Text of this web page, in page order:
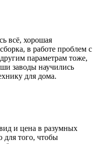
всё, хорошая
в работе проблем с
параметрам тоже,
заводы научились
для дома.
и цена в разумных
для того, чтобы